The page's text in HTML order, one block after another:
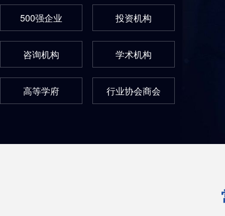
500强企业 投资机构
咨询机构 学术机构
高等学府 行业协会商会